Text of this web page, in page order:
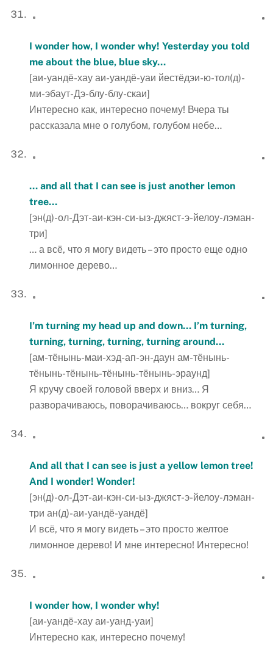
I wonder how, I wonder why! Yesterday you told
me about the blue, blue sky…
[аи-уандё-хау аи-уандё-уаи йестёдэи-ю-тол(д)-
ми-эбаут-Дэ-блу-блу-скаи]
Интересно как, интересно почему! Вчера ты
рассказала мне о голубом, голубом небе…
… and all that I can see is just another lemon
tree…
[эн(д)-ол-Дэт-аи-кэн-си-ыз-джяст-э-йелоу-лэман-
три]
… а всё, что я могу видеть – это просто еще одно
лимонное дерево…
I’m turning my head up and down… I’m turning,
turning, turning, turning, turning around…
[ам-тёнынь-маи-хэд-ап-эн-даун ам-тёнынь-
тёнынь-тёнынь-тёнынь-тёнынь-эраунд]
Я кручу своей головой вверх и вниз… Я
разворачиваюсь, поворачиваюсь… вокруг себя…
And all that I can see is just a yellow lemon tree!
And I wonder! Wonder!
[эн(д)-ол-Дэт-аи-кэн-си-ыз-джяст-э-йелоу-лэман-
три ан(д)-аи-уандё-уандё]
И всё, что я могу видеть – это просто желтое
лимонное дерево! И мне интересно! Интересно!
I wonder how, I wonder why!
[аи-уандё-хау аи-уанд-уаи]
Интересно как, интересно почему!